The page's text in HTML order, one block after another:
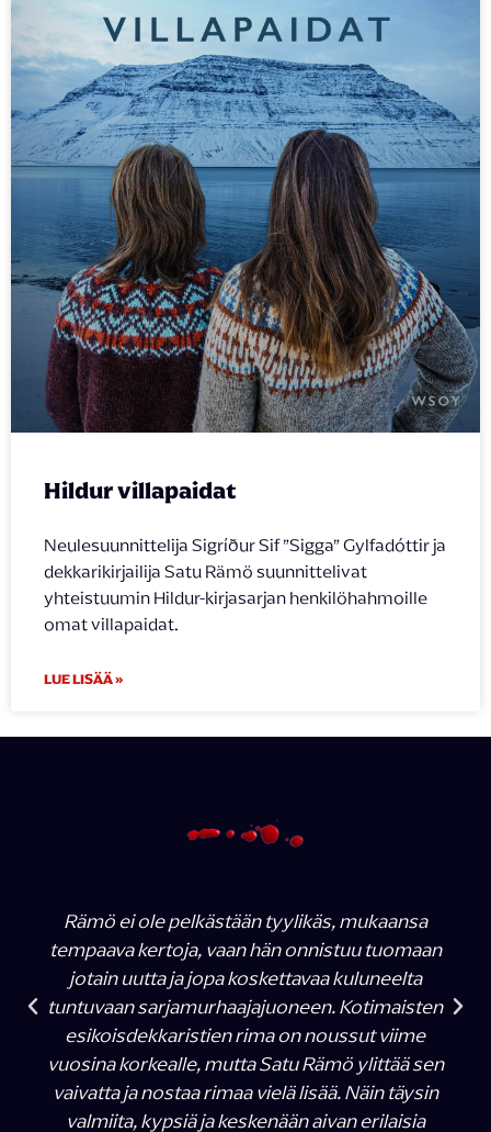
Hildur villapaidat
Neulesuunnittelija Sigríður Sif ”Sigga” Gylfadóttir ja
dekkarikirjailija Satu Rämö suunnittelivat
yhteistuumin Hildur-kirjasarjan henkilöhahmoille
omat villapaidat.
LUE LISÄÄ »
Rämö ei ole pelkästään tyylikäs, mukaansa
tempaava kertoja, vaan hän onnistuu tuomaan
jotain uutta ja jopa koskettavaa kuluneelta
tuntuvaan sarjamurhaajajuoneen. Kotimaisten
esikoisdekkaristien rima on noussut viime
vuosina korkealle, mutta Satu Rämö ylittää sen
vaivatta ja nostaa rimaa vielä lisää. Näin täysin
valmiita, kypsiä ja keskenään aivan erilaisia